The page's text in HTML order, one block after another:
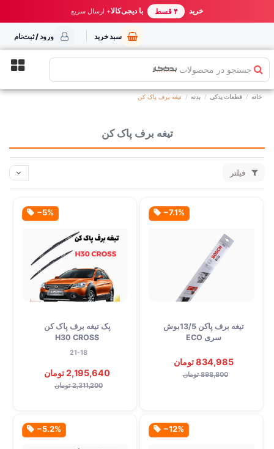
خرید مطمئن از یدک کار بهترین قیمت ایران خرید ۴ قسط با دیجی‌کالا+ ارسال سریع
سبد خرید ورود / ثبت‌نام
جستجو در محصولات
خانه قطعات یدکی بدنه تیغه برف پاک کن
تیغه برف پاک کن
فیلتر
‎−7.1%
تیغه برف پاکن 13/5بوش
سری ECO
834,985 تومان
898,800 تومان
‎−5%
پک تیغه برف پاک کن
H30 CROSS
21-18
2,195,640 تومان
2,311,200 تومان
‎−12%
‎−5.2%